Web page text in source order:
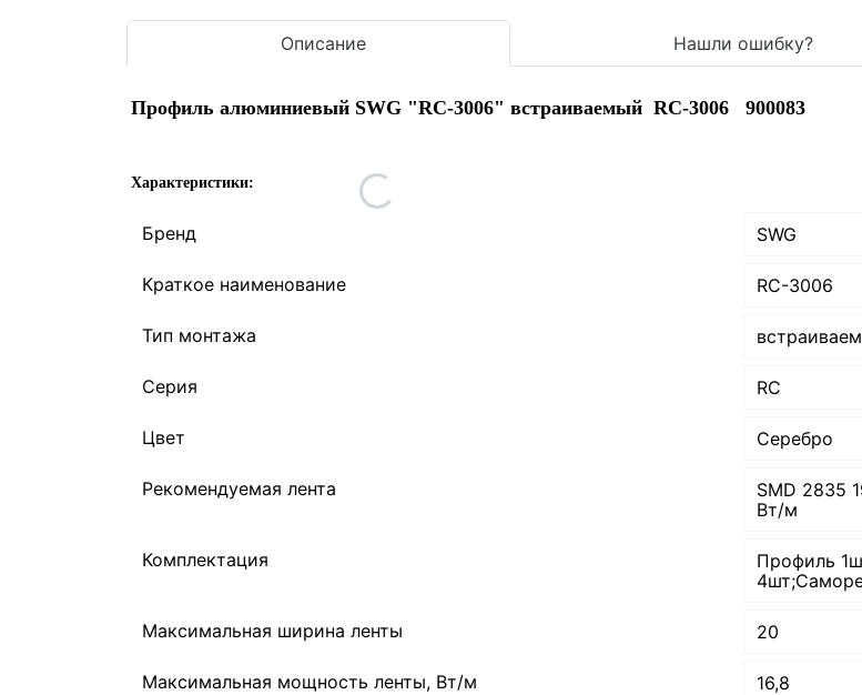
Описание Нашли ошибку?
Профиль алюминиевый SWG "RC-3006" встраиваемый RC-3006 900083
Характеристики:
Бренд SWG
Краткое наименование RC-3006
Тип монтажа
Серия RC
Цвет Серебро
Рекомендуемая лента
SMD 2835
Вт/м
Комплектация
Профиль
Максимальная ширина ленты 20
Максимальная мощность ленты, Вт/м 16,8